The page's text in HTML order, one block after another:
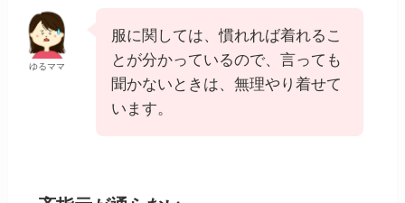
ゆるママ
服に関しては、慣れれば着れるこ
とが分かっているので、言っても
聞かないときは、無理やり着せて
います。